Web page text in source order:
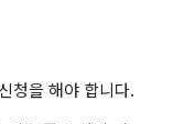
청을 해야 합니다.